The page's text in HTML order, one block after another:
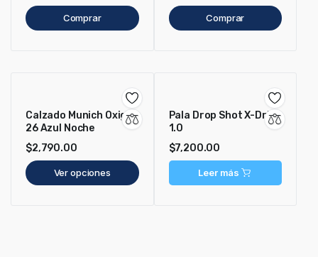
Comprar Comprar
Calzado Munich Oxigen
26 Azul Noche
$2,790.00
Ver opciones
Pala Drop Shot X-Drive
1.0
$7,200.00
Leer más